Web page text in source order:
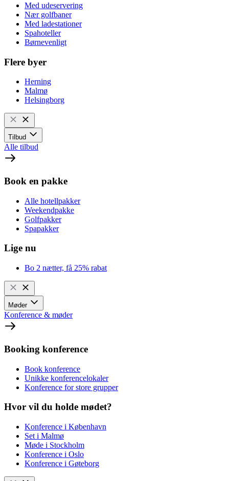
Med udeservering
Nær golfbaner
Med ladestationer
Spahoteller
Børnevenligt
Flere byer
Herning
Malmø
Helsingborg
Tilbud
Alle tilbud
Book en pakke
Alle hotellpakker
Weekendpakke
Golfpakker
Spapakker
Lige nu
Bo 2 nætter, få 25% rabat
Møder
Konference & møder
Booking konference
Book konference
Unikke konferencelokaler
Konference for store grupper
Hvor vil du holde mødet?
Konference i København
Set i Malmø
Møde i Stockholm
Konference i Oslo
Konference i Gøteborg